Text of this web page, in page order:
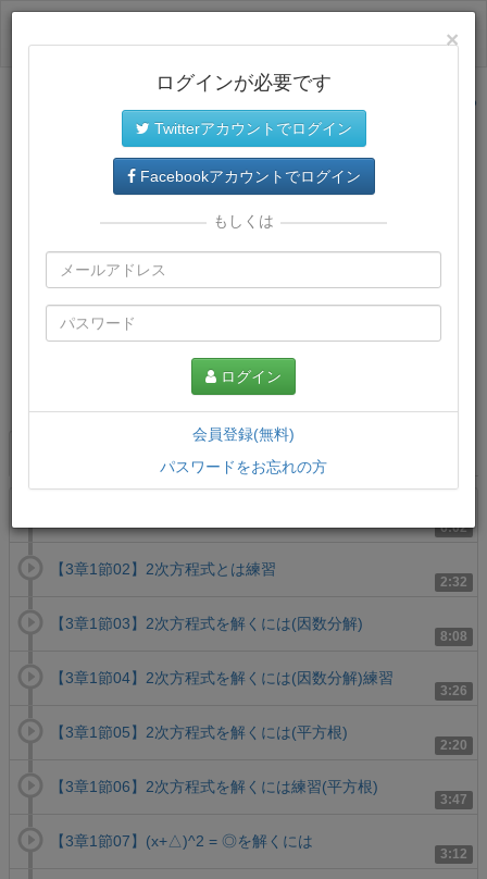
サイトトップに戻る
6:02
2:32
【3章1節02】2次方程式とは練習
8:08
【3章1節03】2次方程式を解くには(因数分解)
3:26
【3章1節04】2次方程式を解くには(因数分解)練習
2:20
【3章1節05】2次方程式を解くには(平方根)
3:47
【3章1節06】2次方程式を解くには練習(平方根)
3:12
【3章1節07】(x+△)^2 = ◎を解くには
×
ログインが必要です
Twitterアカウントでログイン
Facebookアカウントでログイン
もしくは
ログイン
会員登録(無料)
パスワードをお忘れの方